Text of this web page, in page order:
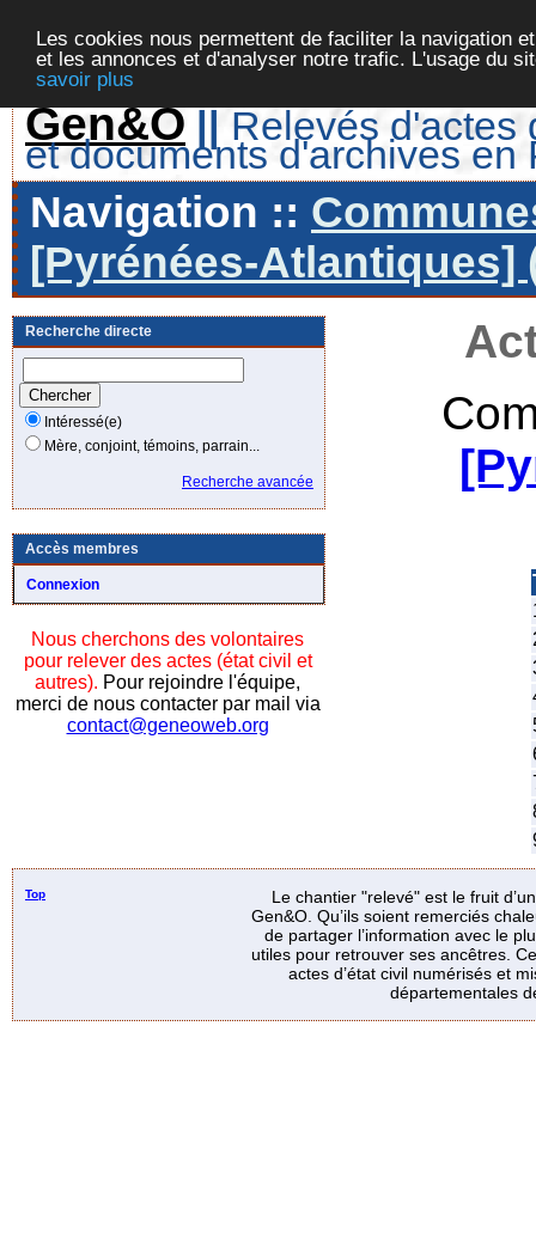
Les cookies nous permettent de faciliter la navigation
et les annonces et d'analyser notre trafic. L'usage du
savoir plus
Gen&O || Relevés d'actes
et documents d'archives en
Navigation ::
[Pyrénées-Atlantiques]
Recherche directe
Intéressé(e)
Mère, conjoint, témoins, parrain...
Recherche avancée
Accès membres
Connexion
Nous cherchons des volontaires
pour relever des actes (état civil et
autres). Pour rejoindre l'équipe,
merci de nous contacter par mail via
contact@geneoweb.org
Top
Le chantier "relevé" est le fruit
Gen&O. Qu’ils soient remerciés
de partager l’information avec le
utiles pour retrouver ses ancêtres.
actes d’état civil numérisés et
départementales